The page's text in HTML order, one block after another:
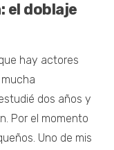
el doblaje
hay actores
dos años y
Por el momento
Uno de mis